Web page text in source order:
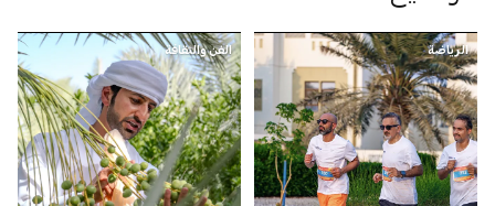
الرياضة الفن والثقافة